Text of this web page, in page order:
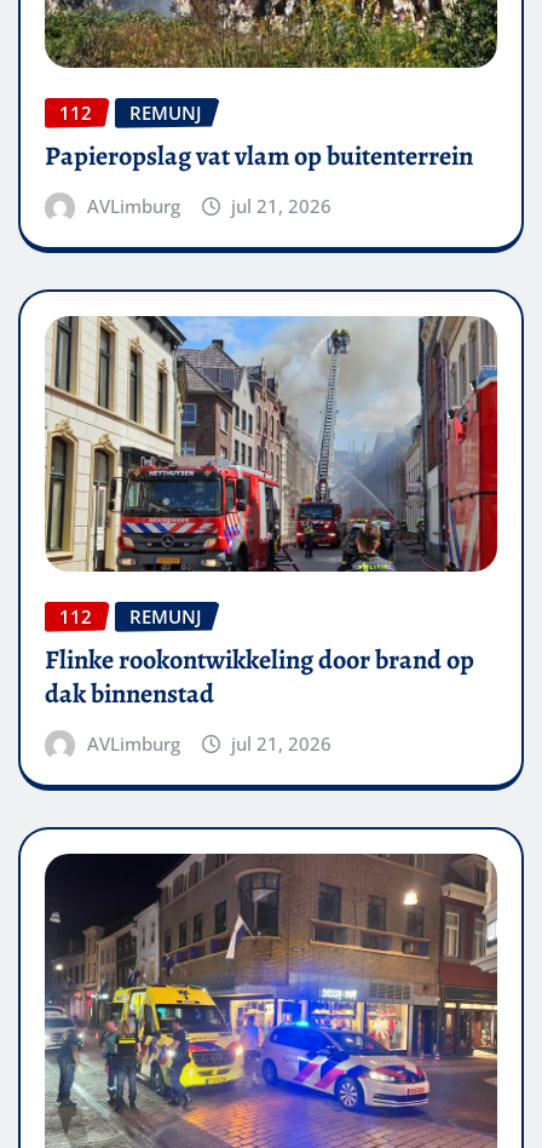
112 REMUNJ
Papieropslag vat vlam op buitenterrein
AVLimburg jul 21, 2026
112 REMUNJ
Flinke rookontwikkeling door brand op
dak binnenstad
AVLimburg jul 21, 2026